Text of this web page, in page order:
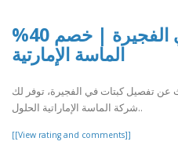
تفصيل كبتات في الفجيرة | خصم 40%
الماسة الإمارتية
عن تفصيل كبتات في الفجيرة، توفر لك
شركة الماسة الإماراتية الحلول..
[[View rating and comments]]